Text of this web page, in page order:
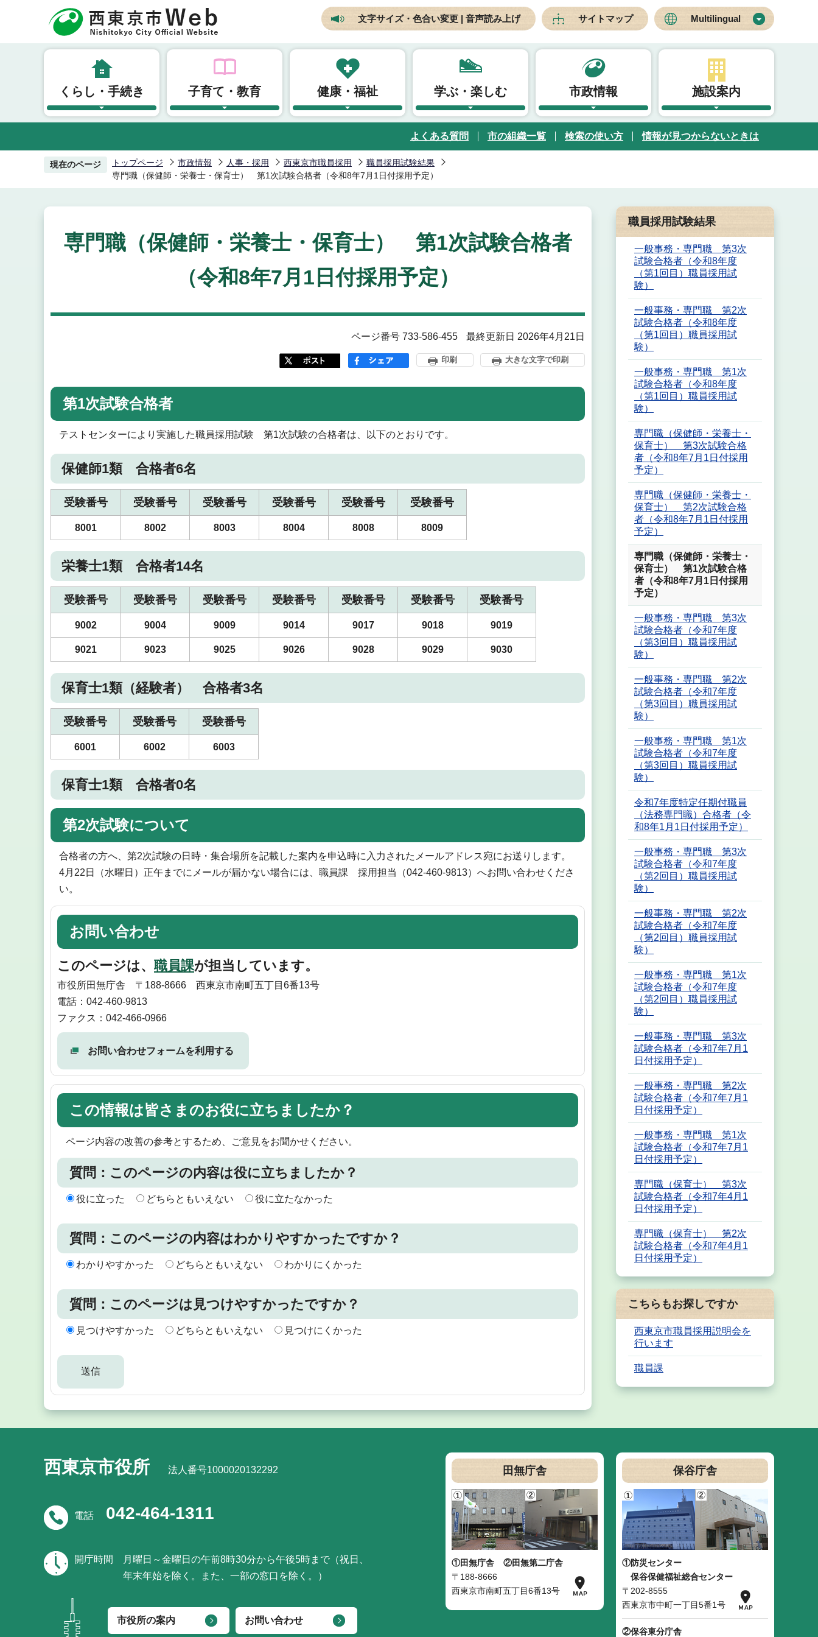
頭
文字サイズ・色合い変更 | 音声読み上げ サイトマップ Multilingual
くらし・手続き 子育て・教育 健康・福祉 学ぶ・楽しむ 市政情報 施設案内
よくある質問 市の組織一覧 検索の使い方 情報が見つからないときは
現在のページ トップページ 市政情報 人事・採用 西東京市職員採用
職員採用試験結果
専門職（保健師・栄養士・保育士） 第1次試験合格者（令和8年7月1日付採用予定）
専門職（保健師・栄養士・保育士） 第1次試験合格者
（令和8年7月1日付採用予定）
ページ番号 733-586-455 最終更新日 2026年4月21日
印刷 大きな文字で印刷
第1次試験合格者
テストセンターにより実施した職員採用試験 第1次試験の合格者は、以下のとおりです。
保健師1類 合格者6名
受験番号 受験番号 受験番号 受験番号 受験番号 受験番号
8001 8002 8003 8004 8008 8009
栄養士1類 合格者14名
受験番号 受験番号 受験番号 受験番号 受験番号 受験番号 受験番号
9002 9004 9009 9014 9017 9018 9019
9021 9023 9025 9026 9028 9029 9030
保育士1類（経験者） 合格者3名
受験番号 受験番号 受験番号
6001 6002 6003
保育士1類 合格者0名
第2次試験について
合格者の方へ、第2次試験の日時・集合場所を記載した案内を申込時に入力されたメールアドレス宛にお送りします。
4月22日（水曜日）正午までにメールが届かない場合には、職員課 採用担当（042-460-9813）へお問い合わせくださ
い。
お問い合わせ
このページは、 職員課が担当しています。
市役所田無庁舎 〒188-8666 西東京市南町五丁目6番13号
電話：042-460-9813
ファクス：042-466-0966
お問い合わせフォームを利用する
この情報は皆さまのお役に立ちましたか？
ページ内容の改善の参考とするため、ご意見をお聞かせください。
質問：このページの内容は役に立ちましたか？
役に立った どちらともいえない 役に立たなかった
質問：このページの内容はわかりやすかったですか？
わかりやすかった どちらともいえない わかりにくかった
質問：このページは見つけやすかったですか？
見つけやすかった どちらともいえない 見つけにくかった
職員採用試験結果
一般事務・専門職 第3次
試験合格者（令和8年度
（第1回目）職員採用試
験）
一般事務・専門職 第2次
試験合格者（令和8年度
（第1回目）職員採用試
験）
一般事務・専門職 第1次
試験合格者（令和8年度
（第1回目）職員採用試
験）
専門職（保健師・栄養士・
保育士） 第3次試験合格
者（令和8年7月1日付採用
予定）
専門職（保健師・栄養士・
保育士） 第2次試験合格
者（令和8年7月1日付採用
予定）
専門職（保健師・栄養士・
保育士） 第1次試験合格
者（令和8年7月1日付採用
予定）
一般事務・専門職 第3次
試験合格者（令和7年度
（第3回目）職員採用試
験）
一般事務・専門職 第2次
試験合格者（令和7年度
（第3回目）職員採用試
験）
一般事務・専門職 第1次
試験合格者（令和7年度
（第3回目）職員採用試
験）
令和7年度特定任期付職員
（法務専門職）合格者（令
和8年1月1日付採用予定）
一般事務・専門職 第3次
試験合格者（令和7年度
（第2回目）職員採用試
験）
一般事務・専門職 第2次
試験合格者（令和7年度
（第2回目）職員採用試
験）
一般事務・専門職 第1次
試験合格者（令和7年度
（第2回目）職員採用試
験）
一般事務・専門職 第3次
試験合格者（令和7年7月1
日付採用予定）
一般事務・専門職 第2次
試験合格者（令和7年7月1
日付採用予定）
一般事務・専門職 第1次
試験合格者（令和7年7月1
日付採用予定）
専門職（保育士） 第3次
試験合格者（令和7年4月1
日付採用予定）
専門職（保育士） 第2次
試験合格者（令和7年4月1
日付採用予定）
こちらもお探しですか
西東京市職員採用説明会を
行います
職員課
西東京市役所 法人番号1000020132292
電話 042-464-1311
開庁時間
月曜日～金曜日の午前8時30分から午後5時まで（祝日、
年末年始を除く。また、一部の窓口を除く。）
市役所の案内 お問い合わせ
田無庁舎
①田無庁舎
②田無第二庁舎
〒188-8666
西東京市南町五丁目6番13号
保谷庁舎
①防災センター
保谷保健福祉総合センター
〒202-8555
西東京市中町一丁目5番1号
②保谷東分庁舎